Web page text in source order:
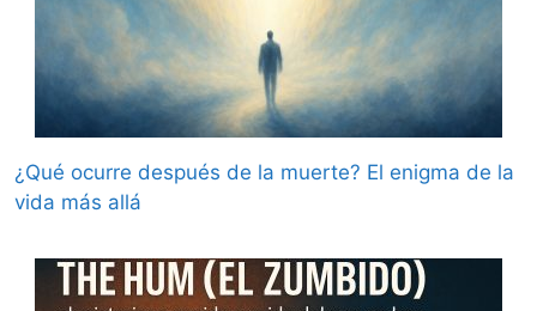
¿Qué ocurre después de la muerte? El enigma de la
vida más allá